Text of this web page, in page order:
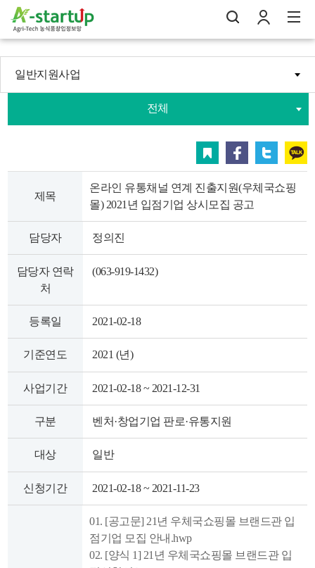
전
일반지원사업
전체
트위터 카카오
제목
온라인 유통채널 연계 진출지원(우체국쇼핑
몰) 2021년 입점기업 상시모집 공고
담당자 정의진
담당자 연락
처
(063-919-1432)
등록일 2021-02-18
기준연도 2021 (년)
사업기간 2021-02-18 ~ 2021-12-31
구분 벤처·창업기업 판로·유통지원
대상 일반
신청기간 2021-02-18 ~ 2021-11-23
01. [공고문] 21년 우체국쇼핑몰 브랜드관 입
점기업 모집 안내.hwp
02. [양식 1] 21년 우체국쇼핑몰 브랜드관 입